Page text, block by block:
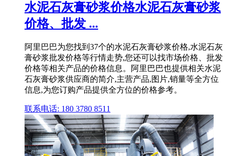
水泥石灰膏砂浆价格水泥石灰膏砂浆
价格、批发 ...
阿里巴巴为您找到37个的水泥石灰膏砂浆价格,水泥石灰
膏砂浆批发价格等行情走势,您还可以找市场价格、批发
价格等相关产品的价格信息。阿里巴巴也提供相关水泥
石灰膏砂浆供应商的简介,主营产品,图片,销量等全方位
信息,为您订购产品提供全方位的价格参考。
联系电话: 180 3780 8511